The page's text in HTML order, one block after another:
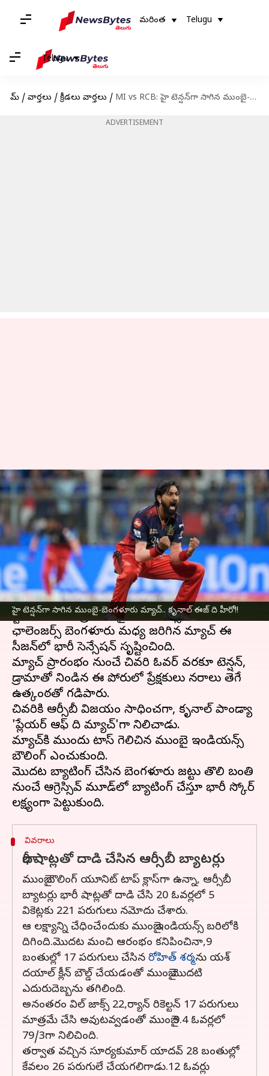
మరింత Telugu
Telugu
హోమ్ / వార్తలు / క్రీడలు వార్తలు / MI vs RCB: హై టెన్షన్‌గా సాగిన ముంబై-బెంగళూరు మ్యాచ్.. కృనాల్ ఈజ్ ది హీరో!!
ADVERTISEMENT
హై టెన్షన్‌గా సాగిన ముంబై-బెంగళూరు మ్యాచ్.. కృనాల్ ఈజ్ ది హీరో!!
MI vs RCB: హై టెన్షన్‌గా సాగిన
ముంబై-బెంగళూరు మ్యాచ్.. కృనాల్
ఈజ్ ది హీరో!!
వ్రాసిన వారు Sirish Praharaju Apr 08, 2025 10:36 am
ఈ వార్తాకథనం ఏంటి
ఐపీఎల్2025 సీజన్‌లో భాగంగా ముంబైలోని వాంఖడే
స్టేడియంలో రాత్రి ముంబై ఇండియన్స్, రాయల్
ఛాలెంజర్స్ బెంగళూరు మధ్య జరిగిన మ్యాచ్ ఈ
సీజన్‌లో భారీ సెన్సేషన్ సృష్టించింది.
మ్యాచ్ ప్రారంభం నుంచే చివరి ఓవర్ వరకూ టెన్షన్,
డ్రామాతో నిండిన ఈ పోరులో ప్రేక్షకులు నరాలు తెగే
ఉత్కంఠతో గడిపారు.
చివరికి ఆర్సీబీ విజయం సాధించగా, కృనాల్ పాండ్యా
'ప్లేయర్ ఆఫ్ ది మ్యాచ్'గా నిలిచాడు.
మ్యాచ్‌కి ముందు టాస్ గెలిచిన ముంబై ఇండియన్స్
బౌలింగ్ ఎంచుకుంది.
మొదట బ్యాటింగ్ చేసిన బెంగళూరు జట్టు తొలి బంతి
నుంచే ఆగ్రెస్సివ్ మూడ్‌లో బ్యాటింగ్ చేస్తూ భారీ స్కోర్
వివరాలు
భారీ షాట్లతో దాడి చేసిన ఆర్సీబీ బ్యాటర్లు
ముంబై బౌలింగ్ యూనిట్ టాప్ క్లాస్‌గా ఉన్నా, ఆర్సీబీ
బ్యాటర్లు భారీ షాట్లతో దాడి చేసి 20 ఓవర్లలో 5
వికెట్లకు 221 పరుగులు నమోదు చేశారు.
ఆ లక్ష్యాన్ని చేధించేందుకు ముంబై ఇండియన్స్ బరిలోకి
దిగింది.మొదట మంచి ఆరంభం కనిపించినా,9
బంతుల్లో 17 పరుగులు చేసిన రోహిత్ శర్మను యశ్
దయాల్ క్లీన్ బౌల్డ్ చేయడంతో ముంబై మొదటి
ఎదురుదెబ్బను తగిలింది.
అనంతరం విల్ జాక్స్ 22,ర్యాన్ రికెల్టన్ 17 పరుగులు
మాత్రమే చేసి అవుటవ్వడంతో ముంబై 9.4 ఓవర్లలో
79/3గా నిలిచింది.
తర్వాత వచ్చిన సూర్యకుమార్ యాదవ్ 28 బంతుల్లో
కేవలం 26 పరుగులే చేయగలిగాడు.12 ఓవర్లు